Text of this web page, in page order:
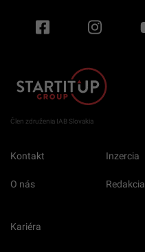
Člen združenia IAB Slovakia
Kontakt Inzercia
O nás Redakcia
Kariéra